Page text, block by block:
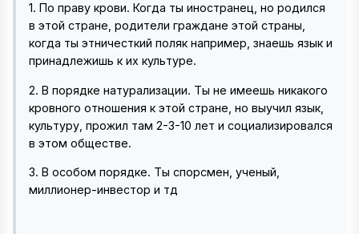
1. По праву крови. Когда ты иностранец, но родился
в этой стране, родители граждане этой страны,
когда ты этничесткий поляк например, знаешь язык и
принадлежишь к их культуре.
2. В порядке натурализации. Ты не имеешь никакого
кровного отношения к этой стране, но выучил язык,
культуру, прожил там 2-3-10 лет и социализировался
в этом обществе.
3. В особом порядке. Ты спорсмен, ученый,
миллионер-инвестор и тд